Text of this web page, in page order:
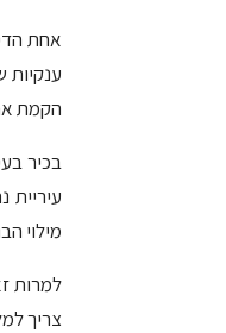
ענקיות
הקמת
מילוי
צריך